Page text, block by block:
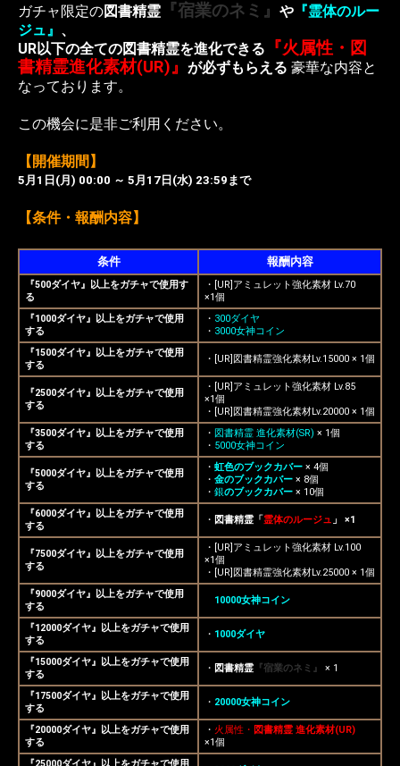
ガチャ限定の図書精霊 『宿業のネミ』 や 『霊体のルー
ジュ』 、
UR以下の全ての図書精霊を進化できる
『火属性・図
書精霊進化素材(UR)』 が必ずもらえる 豪華な内容と
なっております。
この機会に是非ご利用ください。
【開催期間】
5月1日(月 ) 00:00 ～ 5月17日(水) 23:59まで
【条件・報酬内容】
条件 報酬内容
『500ダイヤ』以上をガチャで使用す
る
・[UR]アミュレット強化素材 Lv.70
×1個
『1000ダイヤ』以上をガチャで使用
する
・ 300ダイヤ
・ 3000女神コイン
『1500ダイヤ』以上をガチャで使用
する
・[UR]図書精霊強化素材Lv.15000 × 1個
『2500ダイヤ』以上をガチャで使用
する
・[UR]アミュレット強化素材 Lv.85
×1個
・[UR]図書精霊強化素材Lv.20000 × 1個
『3500ダイヤ』以上をガチャで使用
する
・ 図書精霊 進化素材(SR) × 1個
・ 5000女神コイン
『5000ダイヤ』以上をガチャで使用
する
・ 虹色のブックカバー × 4個
・ 金のブックカバー × 8個
・ 銀のブックカバー × 10個
『6000ダイヤ』以上をガチャで使用
する
・ 図書精霊「霊体のルージュ 」 ×1
『7500ダイヤ』以上をガチャで使用
する
・[UR]アミュレット強化素材 Lv.100
×1個
・[UR]図書精霊強化素材Lv.25000 × 1個
『9000ダイヤ』以上をガチャで使用
する
10000女神コイン
『12000ダイヤ』以上をガチャで使用
する
・ 1000ダイヤ
『15000ダイヤ』以上をガチャで使用
する
・ 図書精霊 『宿業のネミ』 × 1
『17500ダイヤ』以上をガチャで使用
する
・ 20000女神コイン
『20000ダイヤ』以上をガチャで使用
する
・ 火属性・ 図書精霊 進化素材(UR)
×1個